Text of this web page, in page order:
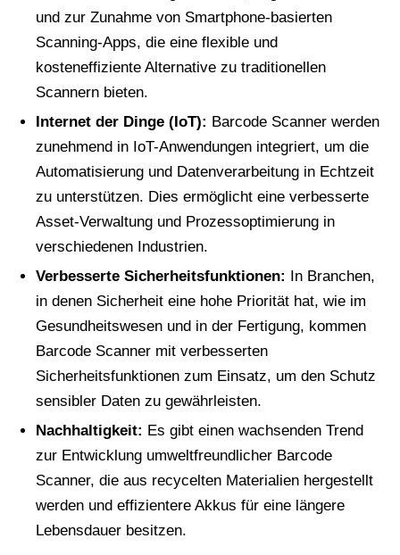
und zur Zunahme von Smartphone-basierten
Scanning-Apps, die eine flexible und
kosteneffiziente Alternative zu traditionellen
Scannern bieten.
Internet der Dinge (IoT): Barcode Scanner werden
zunehmend in IoT-Anwendungen integriert, um die
Automatisierung und Datenverarbeitung in Echtzeit
zu unterstützen. Dies ermöglicht eine verbesserte
Asset-Verwaltung und Prozessoptimierung in
verschiedenen Industrien.
Verbesserte Sicherheitsfunktionen: In Branchen,
in denen Sicherheit eine hohe Priorität hat, wie im
Gesundheitswesen und in der Fertigung, kommen
Barcode Scanner mit verbesserten
Sicherheitsfunktionen zum Einsatz, um den Schutz
sensibler Daten zu gewährleisten.
Nachhaltigkeit: Es gibt einen wachsenden Trend
zur Entwicklung umweltfreundlicher Barcode
Scanner, die aus recycelten Materialien hergestellt
werden und effizientere Akkus für eine längere
Lebensdauer besitzen.